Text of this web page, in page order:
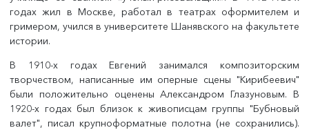
годах жил в Москве, работал в театрах оформителем и
гримером, учился в университете Шанявского на факультете
истории.
В 1910-х годах Евгений занимался композиторским
творчеством, написанные им оперные сцены "Кирибеевич"
были положительно оценены Александром Глазуновым. В
1920-х годах был близок к живописцам группы "Бубновый
валет", писал крупноформатные полотна (не сохранились).